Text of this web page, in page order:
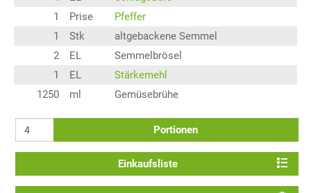
1
Prise
Pfeffer
1
Stk
altgebackene Semmel
2
EL
Semmelbrösel
1
EL
Stärkemehl
1250
ml Gemüsebrühe
Portionen
Einkaufsliste